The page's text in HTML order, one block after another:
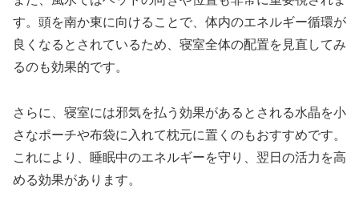
す。頭を南か東に向けることで、体内のエネルギー循環が
良くなるとされているため、寝室全体の配置を見直してみ
るのも効果的です。
さらに、寝室には邪気を払う効果があるとされる水晶を小
さなポーチや布袋に入れて枕元に置くのもおすすめです。
これにより、睡眠中のエネルギーを守り、翌日の活力を高
める効果があります。